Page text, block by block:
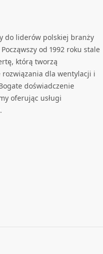
do liderów polskiej branży
od 1992 roku stale
którą tworzą
rozwiązania dla wentylacji i
doświadczenie
oferując usługi